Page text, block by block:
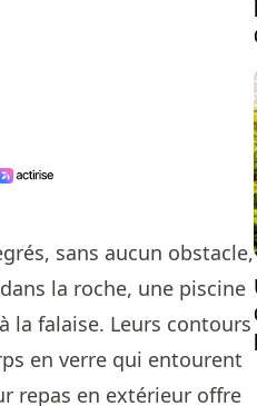
sans aucun obstacle,
la roche, une piscine
la falaise. Leurs contours
en verre qui entourent
repas en extérieur offre